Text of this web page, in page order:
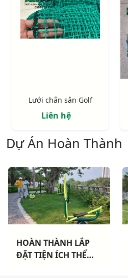
Lưới chắn sân Golf
Liên hệ
Dự Án Hoàn Thành
THÀNH LẮP
ÍCH THỂ
HOÀN
ĐẶT